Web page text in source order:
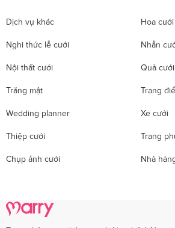
Dịch vụ khác Hoa cưới
Nghi thức lễ cưới Nhẫn
Nội thất cưới Quà cưới
Trăng mật Trang
Wedding planner Xe cưới
Thiệp cưới Trang
Chụp ảnh cưới Nhà